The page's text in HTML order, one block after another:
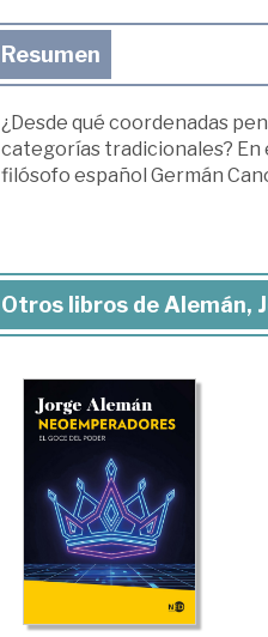
Resumen
¿Desde qué coordenadas
categorías tradicionales?
filósofo español Germán
Otros libros de Alemán,